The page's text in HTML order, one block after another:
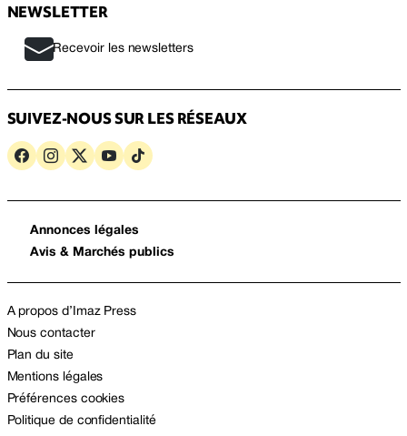
NEWSLETTER
Recevoir les newsletters
SUIVEZ-NOUS SUR LES RÉSEAUX
Annonces légales
Avis & Marchés publics
A propos d’Imaz Press
Nous contacter
Plan du site
Mentions légales
Préférences cookies
Politique de confidentialité